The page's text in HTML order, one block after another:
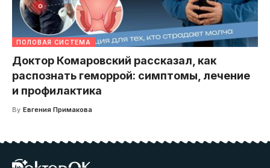
ПОЛОВАЯ СИСТЕМА
Доктор Комаровский рассказал, как
распознать геморрой: симптомы, лечение
и профилактика
By Евгения Примакова